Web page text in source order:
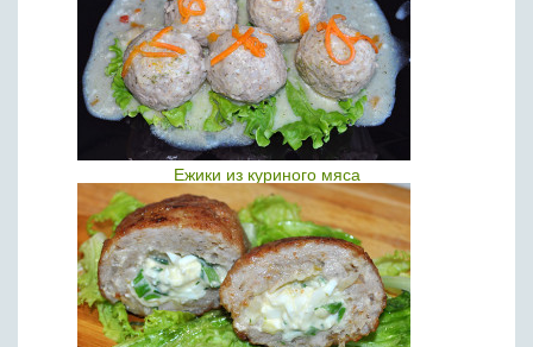
Ежики из куриного мяса